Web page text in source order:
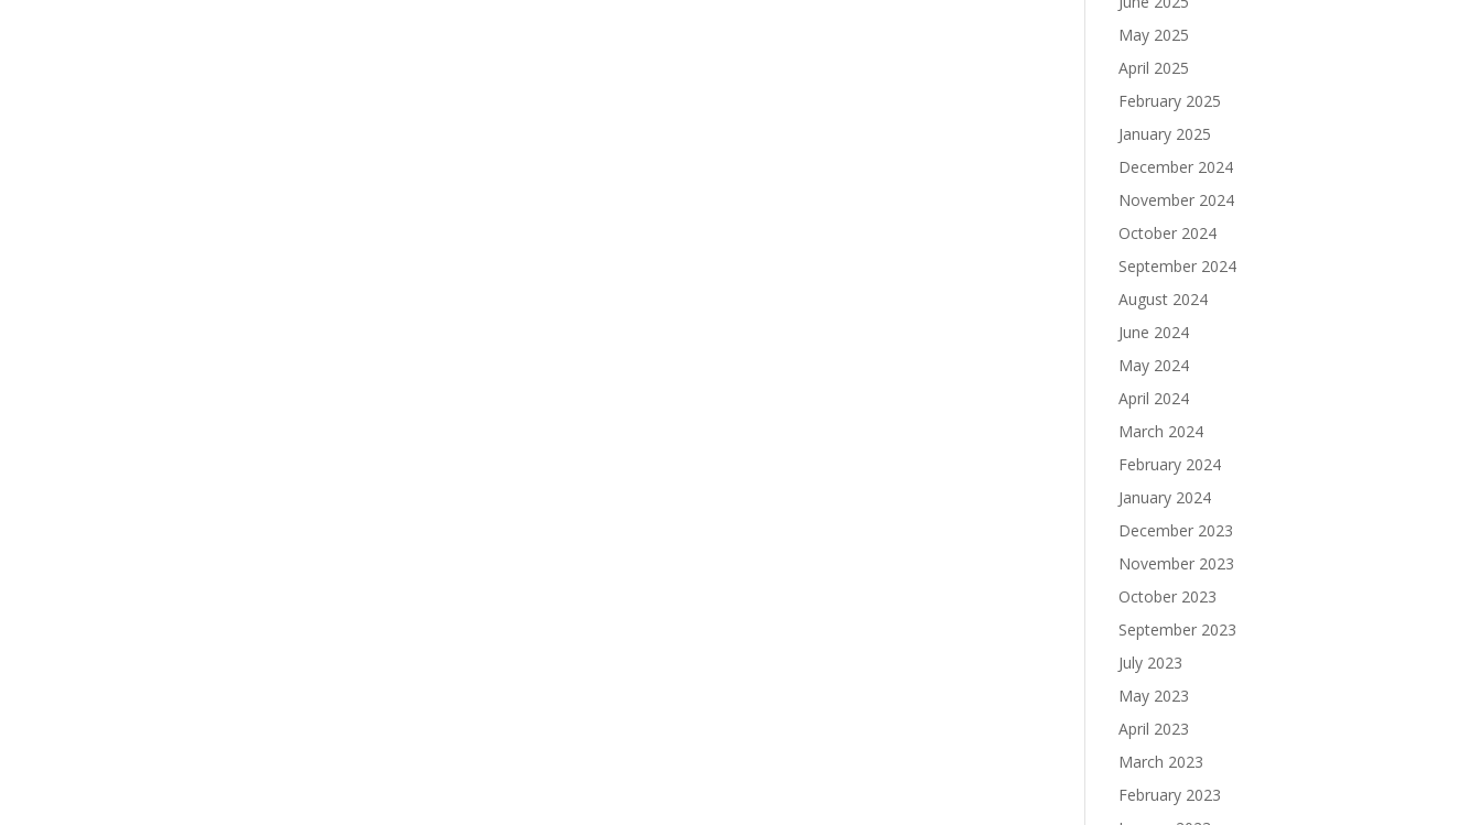
May 2025
April 2025
February 2025
January 2025
December 2024
November 2024
October 2024
September 2024
August 2024
June 2024
May 2024
April 2024
March 2024
February 2024
January 2024
December 2023
November 2023
October 2023
September 2023
July 2023
May 2023
April 2023
March 2023
February 2023